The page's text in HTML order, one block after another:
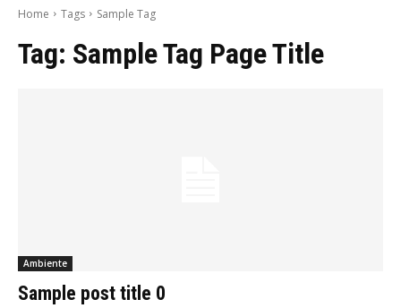
Home Tags Sample Tag
Tag: Sample Tag Page Title
Ambiente
Sample post title 0